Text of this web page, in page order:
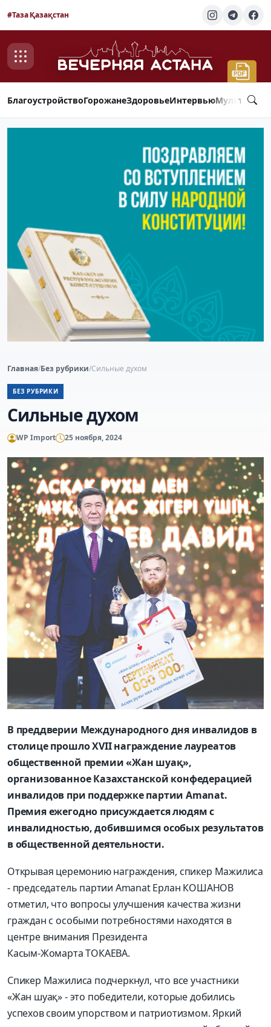
#Таза Қазақстан
БлагоустройствоГорожанеЗдоровьеИнтервью
Главная/Без рубрики/Сильные духом
БЕЗ РУБРИКИ
Сильные духом
WP Import 25 ноября, 2024
В преддверии Международного дня инвалидов в
столице прошло XVII награждение лауреатов
общественной премии «Жан шуақ»,
организованное Казахстанской конфедерацией
инвалидов при поддержке партии Amanat.
Премия ежегодно присуждается людям с
инвалидностью, добившимся особых результатов
в общественной деятельности.
Открывая церемонию награждения, спикер Мажилиса
- председатель партии Amanat Ерлан КОШАНОВ
отметил, что вопросы улучшения качества жизни
граждан с особыми потребностями находятся в
центре внимания Президента
Касым-Жомарта ТОКАЕВА.
Спикер Мажилиса подчеркнул, что все участники
«Жан шуақ» - это победители, которые добились
успехов своим упорством и патриотизмом. Яркий